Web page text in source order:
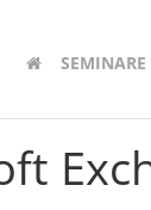
SEMINARE